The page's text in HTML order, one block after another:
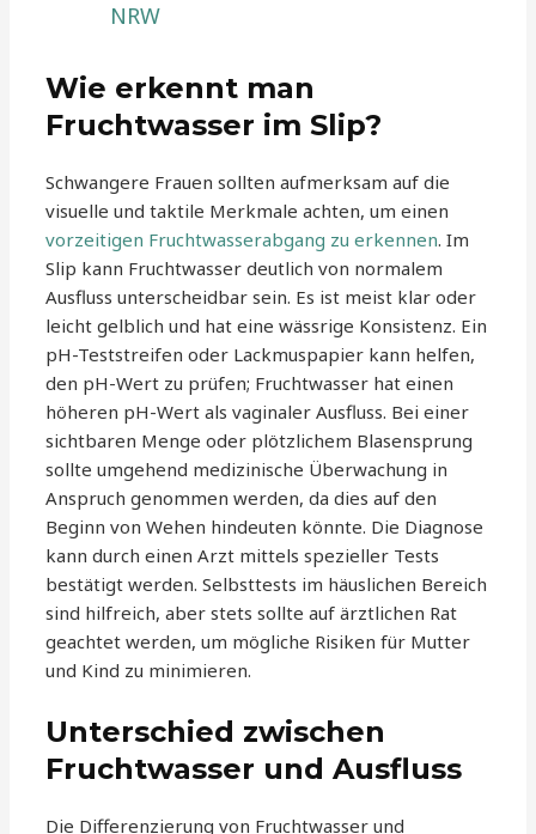
NRW
Wie erkennt man
Fruchtwasser im Slip?
Schwangere Frauen sollten aufmerksam auf die
visuelle und taktile Merkmale achten, um einen
vorzeitigen Fruchtwasserabgang zu erkennen. Im
Slip kann Fruchtwasser deutlich von normalem
Ausfluss unterscheidbar sein. Es ist meist klar oder
leicht gelblich und hat eine wässrige Konsistenz. Ein
pH-Teststreifen oder Lackmuspapier kann helfen,
den pH-Wert zu prüfen; Fruchtwasser hat einen
höheren pH-Wert als vaginaler Ausfluss. Bei einer
sichtbaren Menge oder plötzlichem Blasensprung
sollte umgehend medizinische Überwachung in
Anspruch genommen werden, da dies auf den
Beginn von Wehen hindeuten könnte. Die Diagnose
kann durch einen Arzt mittels spezieller Tests
bestätigt werden. Selbsttests im häuslichen Bereich
sind hilfreich, aber stets sollte auf ärztlichen Rat
geachtet werden, um mögliche Risiken für Mutter
und Kind zu minimieren.
Unterschied zwischen
Fruchtwasser und Ausfluss
Die Differenzierung von Fruchtwasser und